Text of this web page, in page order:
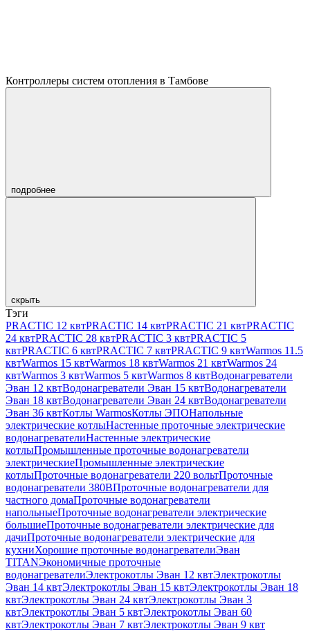
Контроллеры систем отопления в Тамбове
подробнее
скрыть
Тэги
PRACTIC 12 квтPRACTIC 14 квтPRACTIC 21 квтPRACTIC
24 квтPRACTIC 28 квтPRACTIC 3 квтPRACTIC 5
квтPRACTIC 6 квтPRACTIC 7 квтPRACTIC 9 квтWarmos 11.5
квтWarmos 15 квтWarmos 18 квтWarmos 21 квтWarmos 24
квтWarmos 3 квтWarmos 5 квтWarmos 8 квтВодонагреватели
Эван 12 квтВодонагреватели Эван 15 квтВодонагреватели
Эван 18 квтВодонагреватели Эван 24 квтВодонагреватели
Эван 36 квтКотлы WarmosКотлы ЭПОНапольные
электрические котлыНастенные проточные электрические
водонагревателиНастенные электрические
котлыПромышленные проточные водонагреватели
электрическиеПромышленные электрические
котлыПроточные водонагреватели 220 вольтПроточные
водонагреватели 380ВПроточные водонагреватели для
частного домаПроточные водонагреватели
напольныеПроточные водонагреватели электрические
большиеПроточные водонагреватели электрические для
дачиПроточные водонагреватели электрические для
кухниХорошие проточные водонагревателиЭван
TITANЭкономичные проточные
водонагревателиЭлектрокотлы Эван 12 квтЭлектрокотлы
Эван 14 квтЭлектрокотлы Эван 15 квтЭлектрокотлы Эван 18
квтЭлектрокотлы Эван 24 квтЭлектрокотлы Эван 3
квтЭлектрокотлы Эван 5 квтЭлектрокотлы Эван 60
квтЭлектрокотлы Эван 7 квтЭлектрокотлы Эван 9 квт